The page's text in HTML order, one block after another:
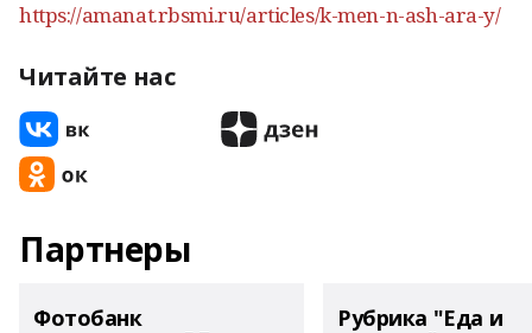
https://amanat.rbsmi.ru/articles/k-men-n-ash-ara-y/
Читайте нас
Партнеры
Фотобанк Рубрика "Еда и